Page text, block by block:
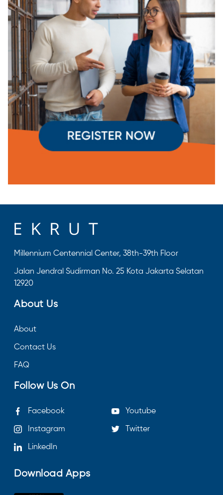
Millennium Centennial Center, 38th-39th Floor
Jalan Jendral Sudirman No. 25 Kota Jakarta Selatan
12920
About Us
About
Contact Us
FAQ
Follow Us On
Facebook Youtube
Instagram Twitter
LinkedIn
Download Apps